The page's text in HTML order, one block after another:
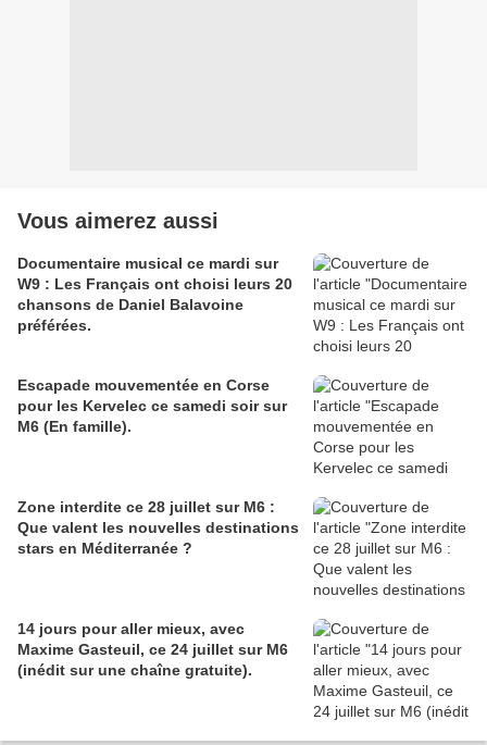
Vous aimerez aussi
Documentaire musical ce mardi sur
W9 : Les Français ont choisi leurs 20
chansons de Daniel Balavoine
préférées.
Escapade mouvementée en Corse
pour les Kervelec ce samedi soir sur
M6 (En famille).
Zone interdite ce 28 juillet sur M6 :
Que valent les nouvelles destinations
stars en Méditerranée ?
14 jours pour aller mieux, avec
Maxime Gasteuil, ce 24 juillet sur M6
(inédit sur une chaîne gratuite).